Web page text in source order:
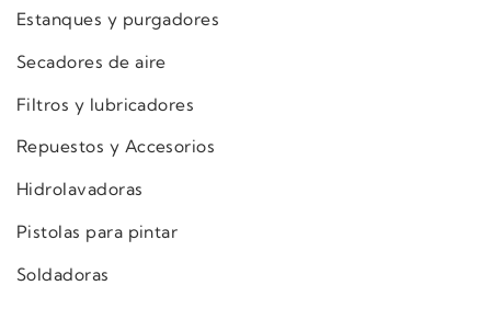
Estanques y purgadores
Secadores de aire
Filtros y lubricadores
Repuestos y Accesorios
Hidrolavadoras
Pistolas para pintar
Soldadoras